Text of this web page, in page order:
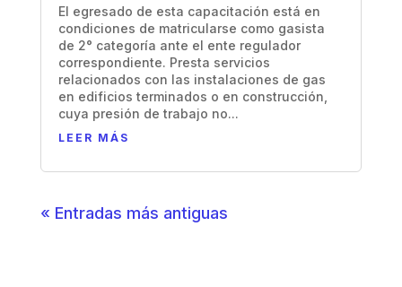
El egresado de esta capacitación está en
condiciones de matricularse como gasista
de 2° categoría ante el ente regulador
correspondiente. Presta servicios
relacionados con las instalaciones de gas
en edificios terminados o en construcción,
cuya presión de trabajo no...
LEER MÁS
« Entradas más antiguas